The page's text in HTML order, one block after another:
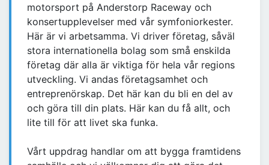
motorsport på Anderstorp Raceway och
konsertupplevelser med vår symfoniorkester.
Här är vi arbetsamma. Vi driver företag, såväl
stora internationella bolag som små enskilda
företag där alla är viktiga för hela vår regions
utveckling. Vi andas företagsamhet och
entreprenörskap. Det här kan du bli en del av
och göra till din plats. Här kan du få allt, och
lite till för att livet ska funka.
Vårt uppdrag handlar om att bygga framtidens